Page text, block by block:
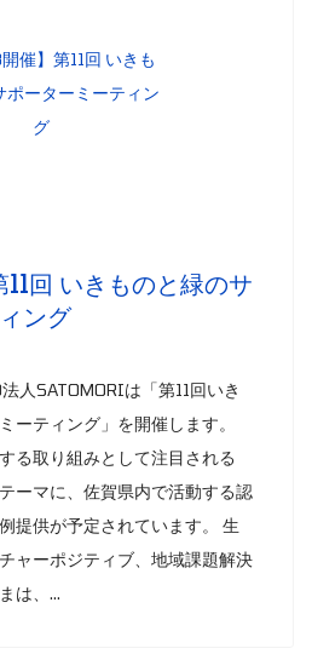
回 いきものと緑のサ
ング
人SATOMORIは「第11回いき
ーティング」を開催します。
る取り組みとして注目される
ーマに、佐賀県内で活動する認
提供が予定されています。 生
ャーポジティブ、地域課題解決
は、...